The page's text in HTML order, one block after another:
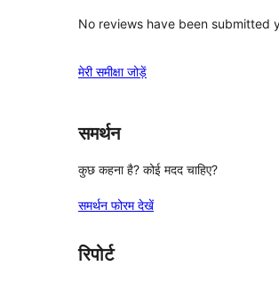
No reviews have been submitted
मेरी समीक्षा जोड़ें
समर्थन
कुछ कहना है? कोई मदद चाहिए?
समर्थन फोरम देखें
रिपोर्ट